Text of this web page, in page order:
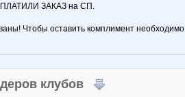
ЗАКАЗ на СП.
Чтобы оставить комплимент необходимо
клубов